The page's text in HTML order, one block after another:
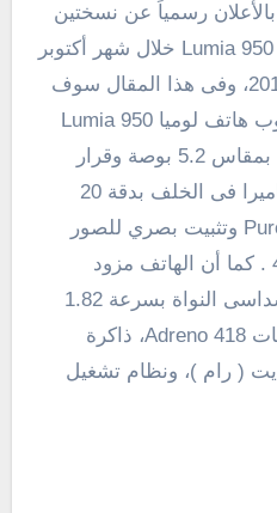
من هاتف Lumia 950 و Lumia 950 XL خلال شهر أكتوبر
الماضى من العام الحالى 2015، وفى هذا المقال سوف
نستعرض اهم مميزات وعيوب هاتف لوميا Lumia 950
والذى جاء مع شاشة أموليد بمقاس 5.2 بوصة وقرار
1440 فى 2560 بيكسل، وكاميرا فى الخلف بدقة 20
PureView وتثبيت بصري للصور
. كما أن الهاتف مزود
بمعالج Snapdragon 808 سداسى النواة بسرعة 1.82
جيجاهيرتز، ومعالج الرسوميات Adreno 418، ذاكرة
3 جيجابايت ( رام )، ونظام تشغيل